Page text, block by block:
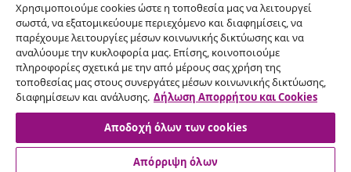
Υπαναχώρηση από τη σύμβαση
Υποβάλετε αίτημα υπαναχώρησης για την
παραγγελία σας.
Υπαναχώρηση από τη σύμβαση
Χρησιμοποιούμε cookies ώστε η τοποθεσία μας να λειτουργεί
σωστά, να εξατομικεύουμε περιεχόμενο και διαφημίσεις, να
παρέχουμε λειτουργίες μέσων κοινωνικής δικτύωσης και να
αναλύουμε την κυκλοφορία μας. Επίσης, κοινοποιούμε
πληροφορίες σχετικά με την από μέρους σας χρήση της
τοποθεσίας μας στους συνεργάτες μέσων κοινωνικής δικτύωσης,
διαφημίσεων και ανάλυσης. Δήλωση Απορρήτου και Cookies
Αποδοχή όλων των cookies
Απόρριψη όλων